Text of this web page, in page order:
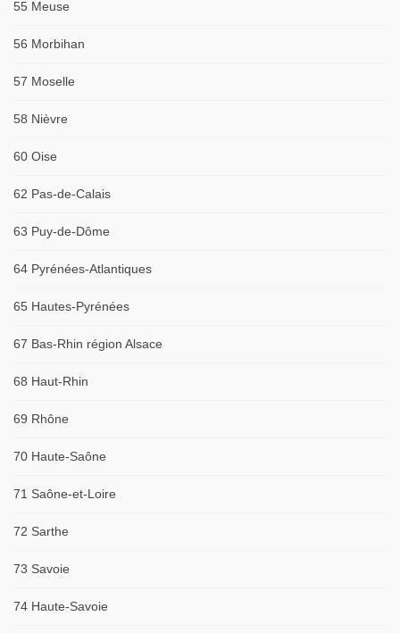
55 Meuse
56 Morbihan
57 Moselle
58 Nièvre
60 Oise
62 Pas-de-Calais
63 Puy-de-Dôme
64 Pyrénées-Atlantiques
65 Hautes-Pyrénées
67 Bas-Rhin région Alsace
68 Haut-Rhin
69 Rhône
70 Haute-Saône
71 Saône-et-Loire
72 Sarthe
73 Savoie
74 Haute-Savoie